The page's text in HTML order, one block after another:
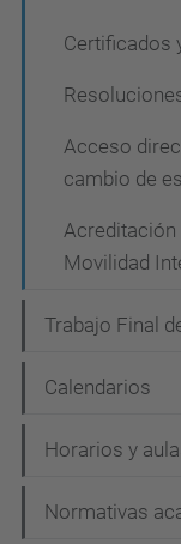
Certificados
Acceso
cambio de
Acreditación
Movilidad
Trabajo Final
Calendarios
Horarios y
Normativas